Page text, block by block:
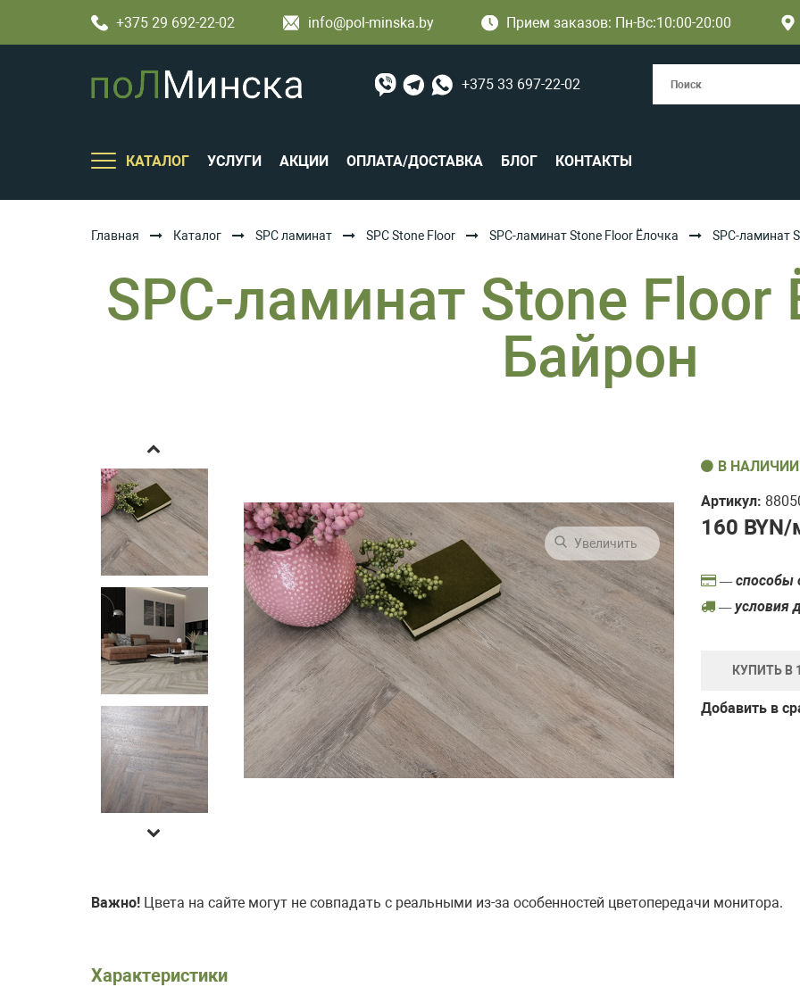
+375 29 692-22-02 info@pol-minska.by Прием заказов: Пн-Вс:10:00-20:00
+375 33 697-22-02
КАТАЛОГ УСЛУГИ АКЦИИ ОПЛАТА/ДОСТАВКА БЛОГ КОНТАКТЫ
Главная Каталог SPC ламинат SPC Stone Floor SPC-ламинат Stone Floor Ёлочка SPC-ламинат
SPC-ламинат Stone Floor
Байрон
Увеличить Увеличить
В НАЛИЧИИ
Артикул:
160
— способы
— условия
КУПИТЬ В
Добавить в
Важно! Цвета на сайте могут не совпадать с реальными из-за особенностей цветопередачи монитора.
Характеристики